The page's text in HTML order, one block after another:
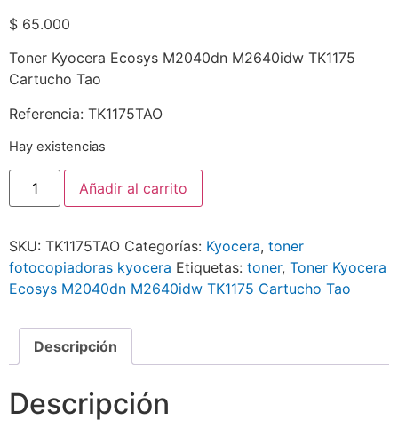
$ 65.000
Toner Kyocera Ecosys M2040dn M2640idw TK1175
Cartucho Tao
Referencia: TK1175TAO
Hay existencias
Añadir al carrito
SKU: TK1175TAO Categorías: Kyocera, toner
fotocopiadoras kyocera Etiquetas: toner, Toner Kyocera
Ecosys M2040dn M2640idw TK1175 Cartucho Tao
Descripción
Descripción